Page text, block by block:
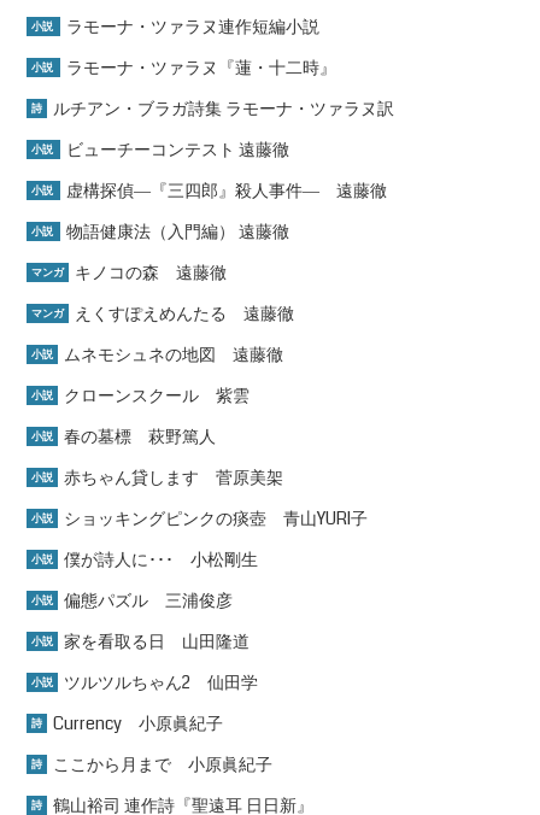
小説 ラモーナ・ツァラヌ連作短編小説
小説 ラモーナ・ツァラヌ『蓮・十二時』
詩 ルチアン・ブラガ詩集 ラモーナ・ツァラヌ訳
小説 ビューチーコンテスト 遠藤徹
小説 虚構探偵―『三四郎』殺人事件― 遠藤徹
小説 物語健康法（入門編） 遠藤徹
マンガ キノコの森 遠藤徹
マンガ えくすぽえめんたる 遠藤徹
小説 ムネモシュネの地図 遠藤徹
小説 クローンスクール 紫雲
小説 春の墓標 萩野篤人
小説 赤ちゃん貸します 菅原美架
小説 ショッキングピンクの痰壺 青山YURI子
小説 僕が詩人に･･･ 小松剛生
小説 偏態パズル 三浦俊彦
小説 家を看取る日 山田隆道
小説 ツルツルちゃん2 仙田学
詩 Currency 小原眞紀子
詩 ここから月まで 小原眞紀子
詩 鶴山裕司 連作詩『聖遠耳 日日新』